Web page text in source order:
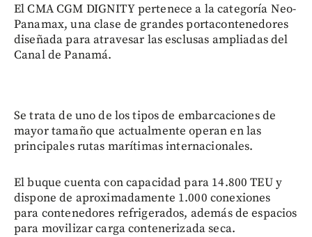
El CMA CGM DIGNITY pertenece a la categoría Neo-
Panamax, una clase de grandes portacontenedores
diseñada para atravesar las esclusas ampliadas del
Canal de Panamá.
Se trata de uno de los tipos de embarcaciones de
mayor tamaño que actualmente operan en las
principales rutas marítimas internacionales.
El buque cuenta con capacidad para 14.800 TEU y
dispone de aproximadamente 1.000 conexiones
para contenedores refrigerados, además de espacios
para movilizar carga contenerizada seca.